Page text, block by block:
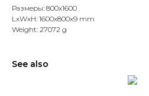
Размеры: 800x1600
LxWxH: 1600x800x9 mm
Weight: 27072 g
See also